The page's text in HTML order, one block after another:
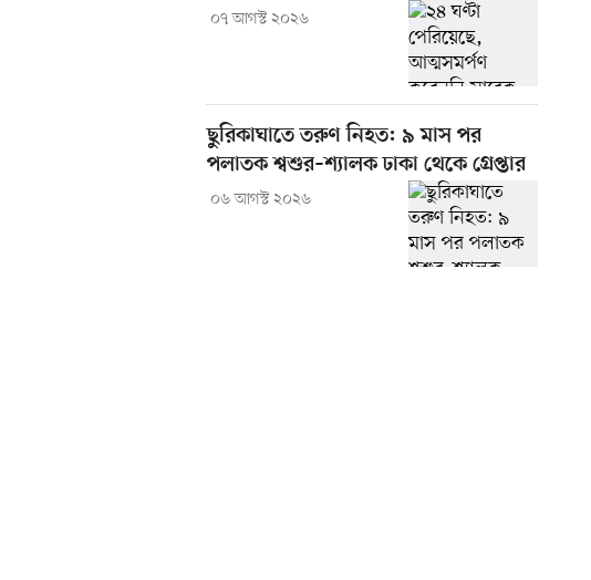
০৭ আগস্ট ২০২৬
ছুরিকাঘাতে তরুণ নিহত: ৯ মাস পর
পলাতক শ্বশুর–শ্যালক ঢাকা থেকে গ্রেপ্তার
০৬ আগস্ট ২০২৬